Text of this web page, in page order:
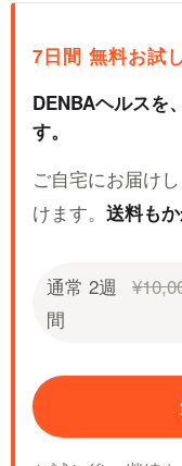
7日間 無料お試
DENBAヘルスを
す。
ご自宅にお届け
けます。 送料もか
通常 2週
間